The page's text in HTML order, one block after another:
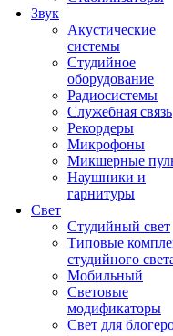
Звук
Акустические
системы
Студийное
оборудование
Радиосистемы
Служебная связь
Рекордеры
Микрофоны
Микшерные
Наушники и
гарнитуры
Свет
Студийный свет
Типовые
студийного
Мобильный
Световые
модификаторы
Свет для